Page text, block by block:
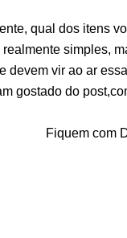
qual dos itens
simples,
devem vir ao ar
gostado do
Fiquem com